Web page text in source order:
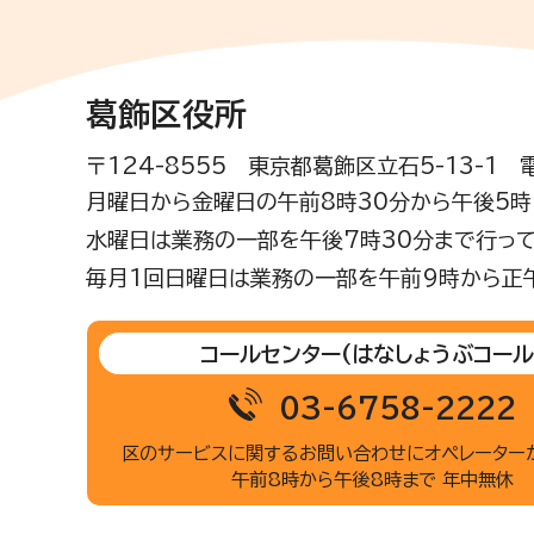
葛飾区役所
〒124-8555 東京都葛飾区立石5-13-1
月曜日から金曜日の午前8時30分から午後5
水曜日は業務の一部を午後7時30分まで行って
毎月1回日曜日は業務の一部を午前9時から正
コールセンター(はなしょうぶコー
03-6758-2222
区のサービスに関するお問い合わせにオペレーター
午前8時から午後8時まで 年中無休